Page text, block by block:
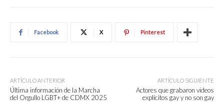
Facebook X Pinterest
ARTÍCULO ANTERIOR
Última información de la Marcha
del Orgullo LGBT+ de CDMX 2025
ARTÍCULO SIGUIENTE
Actores que grabaron videos
explícitos gay y no son gay